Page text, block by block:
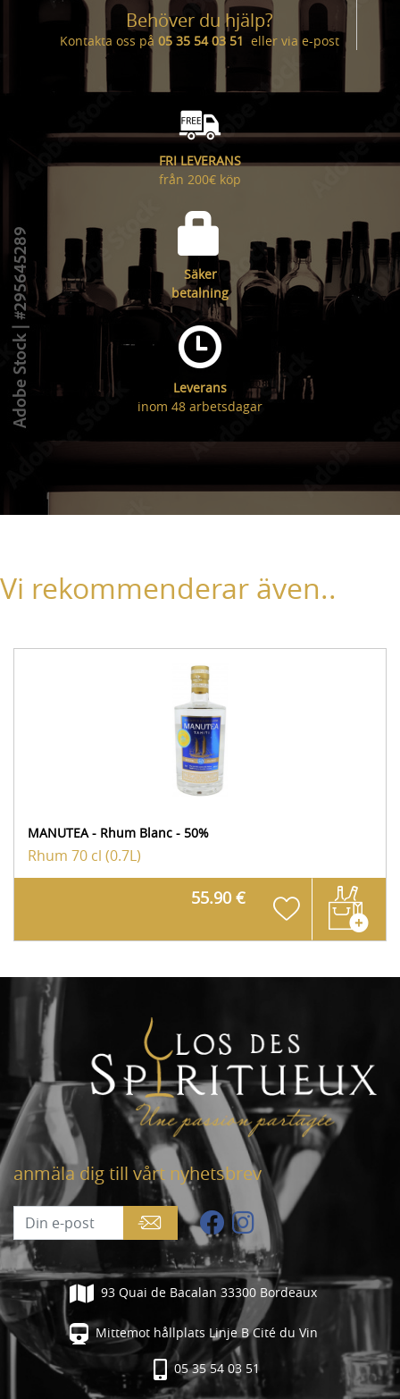
Behöver du hjälp?
Kontakta oss på 05 35 54 03 51 eller via e-post
FRI LEVERANS
från 200€ köp
Säker
betalning
Leverans
inom 48 arbetsdagar
Vi rekommenderar även..
MANUTEA - Rhum Blanc - 50%
Rhum 70 cl (0.7L)
55.90 €
anmäla dig till vårt nyhetsbrev
93 Quai de Bacalan 33300 Bordeaux
Mittemot hållplats Linje B Cité du Vin
05 35 54 03 51